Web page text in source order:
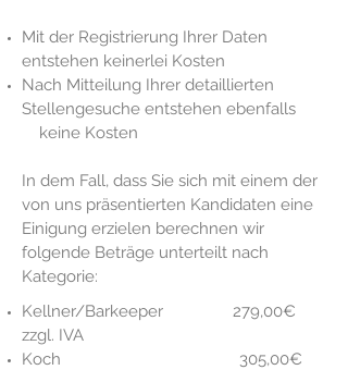
Mit der Registrierung Ihrer Daten
entstehen keinerlei Kosten
Nach Mitteilung Ihrer detaillierten
Stellengesuche entstehen ebenfalls
keine Kosten
In dem Fall, dass Sie sich mit einem der
von uns präsentierten Kandidaten eine
Einigung erzielen berechnen wir
folgende Beträge unterteilt nach
Kategorie:
Kellner/Barkeeper 279,00€
zzgl. IVA
Koch 305,00€